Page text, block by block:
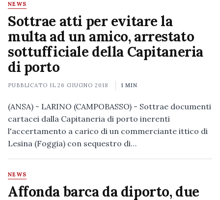
NEWS
Sottrae atti per evitare la
multa ad un amico, arrestato
sottufficiale della Capitaneria
di porto
PUBBLICATO IL26 GIUGNO 2018 1 MIN
(ANSA) - LARINO (CAMPOBASSO) - Sottrae documenti
cartacei dalla Capitaneria di porto inerenti
l'accertamento a carico di un commerciante ittico di
Lesina (Foggia) con sequestro di…
NEWS
Affonda barca da diporto, due